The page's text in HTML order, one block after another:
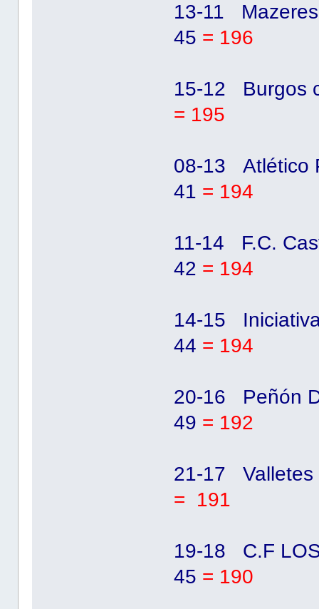
13-11
45 = 196
15-12 Burgos
= 195
08-13 Atlético
41 = 194
11-14 F.C.
42 = 194
14-15
44 = 194
20-16 Peñón
49 = 192
21-17 Valletes
= 191
19-18 C.F
45 = 190